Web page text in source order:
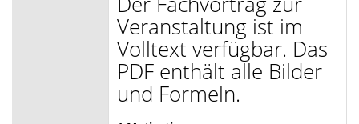
Veranstaltung ist im
Volltext verfügbar. Das
PDF enthält alle Bilder
und Formeln.